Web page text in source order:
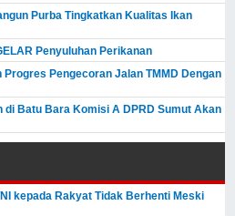
Purba Tingkatkan Kualitas Ikan
Penyuluhan Perikanan
Pengecoran Jalan TMMD Dengan
Batu Bara Komisi A DPRD Sumut Akan
kepada Rakyat Tidak Berhenti Meski